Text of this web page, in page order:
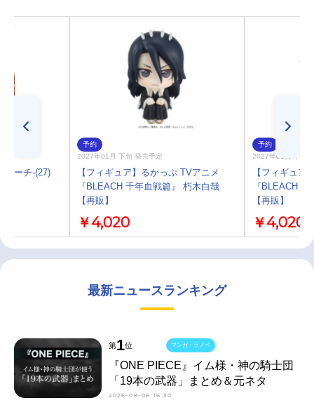
リーチ-(27)
予約
2027年01月 下旬 発売予定
【フィギュア】るかっぷ TVアニメ
『BLEACH 千年血戦篇』 朽木白哉
【再販】
￥4,020
予約
2027年01月 下旬
【フィギュア
『BLEACH
【再販】
￥4,020
最新ニュースランキング
第1位
『ONE PIECE』イム様・神の騎士団
「19本の武器」まとめ＆元ネタ
2026-08-06 16:30
マンガ・ラノベ